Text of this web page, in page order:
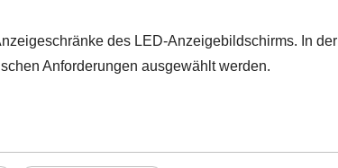
des LED-Anzeigebildschirms. In der
Anforderungen ausgewählt werden.